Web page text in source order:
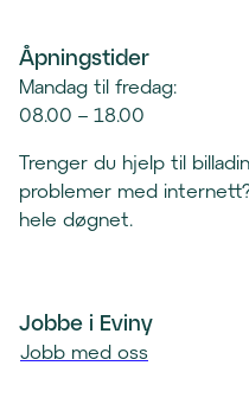
o
t
k
t
)
e
r
t
e
f
k
i
Åpningstider
Mandag til fredag:
08.00 – 18.00
Trenger du hjelp til
problemer med
hele døgnet.
Jobbe i Eviny
Jobb med oss